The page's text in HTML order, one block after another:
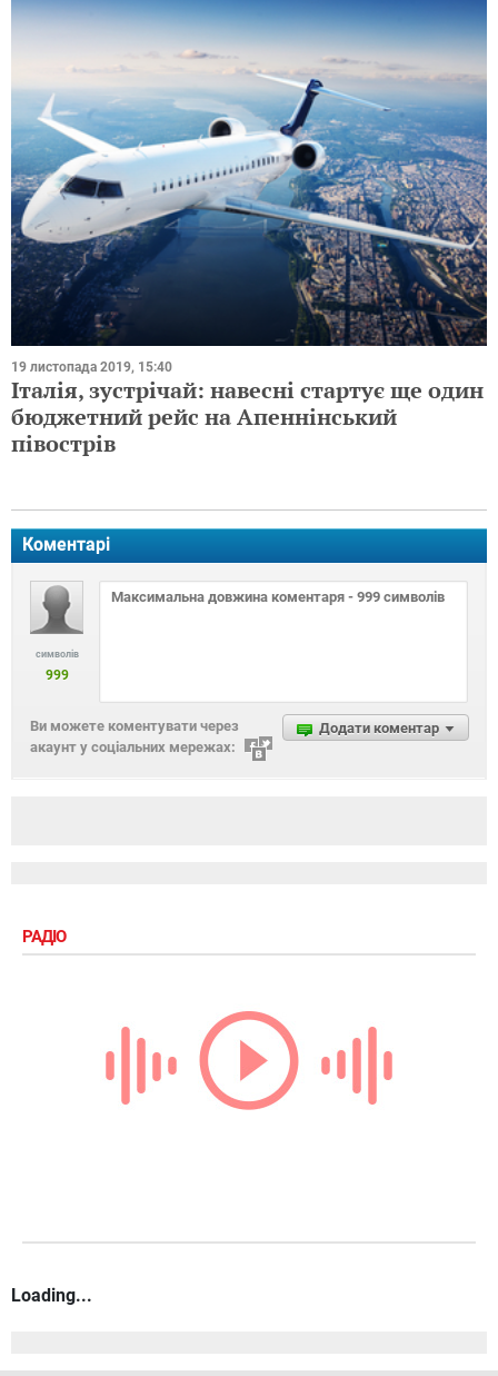
19 листопада 2019, 15:40
Італія, зустрічай: навесні стартує ще один
бюджетний рейс на Апеннінський
півострів
Коментарі
символів
999
Додати коментар
Ви можете коментувати через
акаунт у соціальних мережах:
РАДІО
Loading...